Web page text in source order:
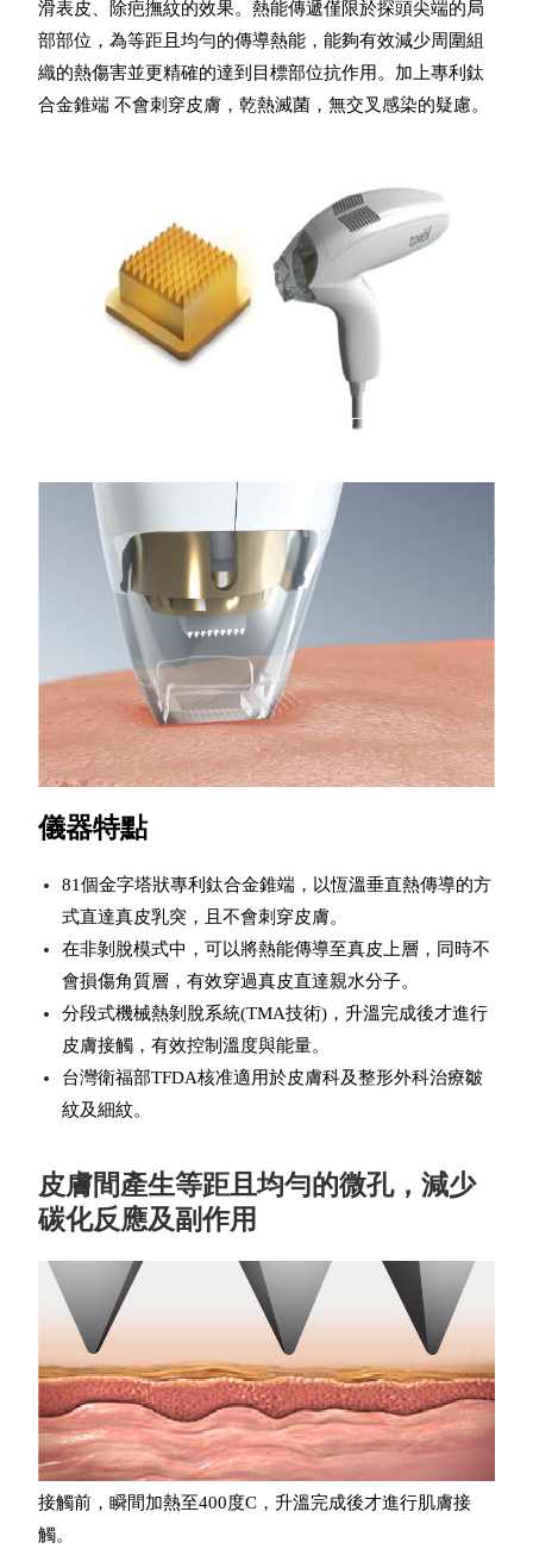
滑表皮、除疤撫紋的效果。熱能傳遞僅限於探頭尖端的局
部部位，為等距且均勻的傳導熱能，能夠有效減少周圍組
織的熱傷害並更精確的達到目標部位抗作用。加上專利鈦
合金錐端 不會刺穿皮膚，乾熱滅菌，無交叉感染的疑慮。
儀器特點
81個金字塔狀專利鈦合金錐端，以恆溫垂直熱傳導的方
式直達真皮乳突，且不會刺穿皮膚。
在非剝脫模式中，可以將熱能傳導至真皮上層，同時不
會損傷角質層，有效穿過真皮直達親水分子。
分段式機械熱剝脫系統(TMA技術)，升溫完成後才進行
皮膚接觸，有效控制溫度與能量。
台灣衛福部TFDA核准適用於皮膚科及整形外科治療皺
紋及細紋。
皮膚間產生等距且均勻的微孔，減少
碳化反應及副作用
接觸前，瞬間加熱至400度C，升溫完成後才進行肌膚接
觸。